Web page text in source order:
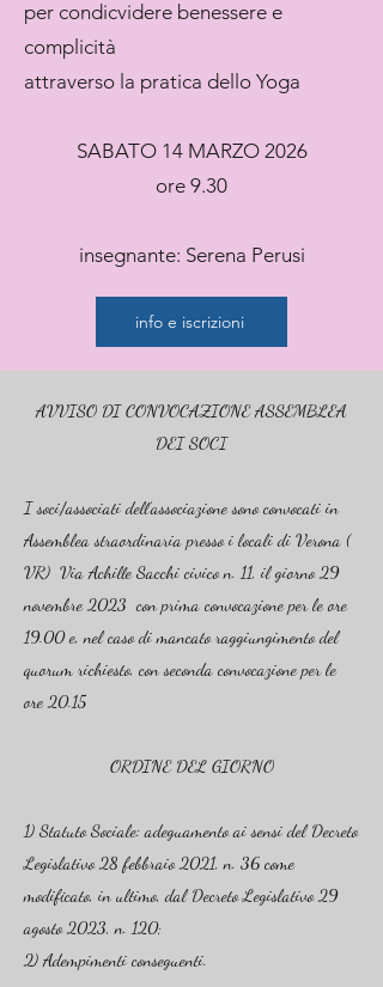
per condicvidere benessere e
complicità
attraverso la pratica dello Yoga
SABATO 14 MARZO 2026
ore 9.30
insegnante: Serena Perusi
info e iscrizioni
AVVISO DI CONVOCAZIONE ASSEMBLEA
DEI SOCI
I soci/associati dell’associazione sono convocati in
Assemblea straordinaria presso i locali di Verona (
VR) Via Achille Sacchi civico n. 11, il giorno 29
novembre 2023 con prima convocazione per le ore
19.00 e, nel caso di mancato raggiungimento del
quorum richiesto, con seconda convocazione per le
ore 20.15
ORDINE DEL GIORNO
1) Statuto Sociale: adeguamento ai sensi del Decreto
Legislativo 28 febbraio 2021, n. 36 come
modificato, in ultimo, dal Decreto Legislativo 29
agosto 2023, n. 120;
2) Adempimenti conseguenti.